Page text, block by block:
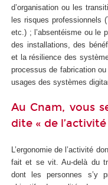
d’organisation ou les
les risques professionnels
etc.) ; l’absentéisme ou le
des installations, des
et la résilience des
processus de fabrication
usages des systèmes
Au Cnam, vous
dite « de l’activité
L’ergonomie de l’activité
fait et se vit. Au-delà du
dont les personnes s’y